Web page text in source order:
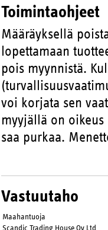
Toimintaohjeet
Määräyksellä
lopettamaan
pois myynnistä.
voi korjata sen
myyjällä on
saa purkaa.
Vastuutaho
Maahantuoja
Scandic Trading House Oy Ltd